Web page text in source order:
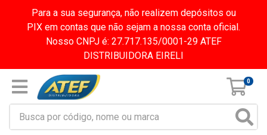
Para a sua segurança, não realizem depósitos ou
PIX em contas que não sejam a nossa conta oficial.
Nosso CNPJ é: 27.717.135/0001-29 ATEF
DISTRIBUIDORA EIRELI
0